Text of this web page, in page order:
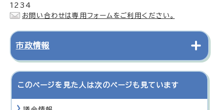
1234
お問い合わせは専用フォームをご利用ください。
市政情報
このページを見た人は次のページも見ています